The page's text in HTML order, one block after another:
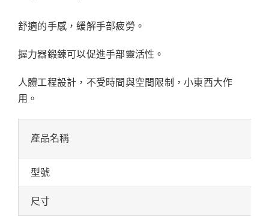
舒適的手感，緩解手部疲勞。
握力器鍛鍊可以促進手部靈活性。
人體工程設計，不受時間與空間限制，小東西大作
用。
產品名稱
型號
尺寸